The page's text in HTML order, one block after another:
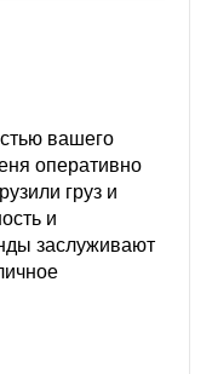
вашего
оперативно
груз и
и
заслуживают